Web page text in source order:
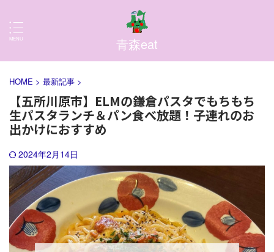
青森eat
HOME > 最新記事 >
【五所川原市】ELMの鎌倉パスタでもちもち
生パスタランチ＆パン食べ放題！子連れのお
出かけにおすすめ
2024年2月14日